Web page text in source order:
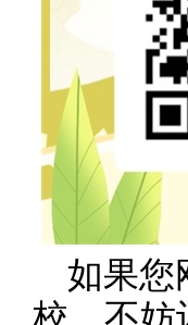
如果您